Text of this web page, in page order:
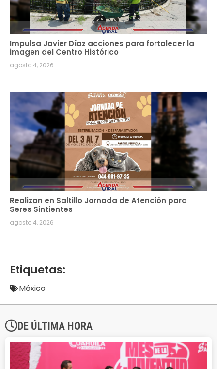
Impulsa Javier Díaz acciones para fortalecer la
imagen del Centro Histórico
agosto 4, 2026
Realizan en Saltillo Jornada de Atención para
Seres Sintientes
agosto 4, 2026
Etiquetas:
México
DE ÚLTIMA HORA